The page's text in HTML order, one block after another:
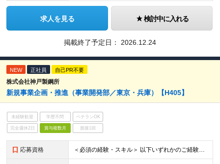
求人を見る 検討中に入れる
掲載終了予定日： 2026.12.24
NEW 正社員 自己PR不要
株式会社神戸製鋼所
新規事業企画・推進（事業開発部／東京・兵庫）【H405】
未経験歓迎 学歴不問 ベテランOK
完全週休2日 賞与複数月 面接1回
応募資格 ＜必須の経験・スキル＞ 以下いずれかのご経験をお持ちの方 ①事業開発者（新規事業エキスパート） ・以下a)、b)いずれかの経験を保有 a)仮説検証を繰り返し、お客様にとっての本質価値を見出しながら